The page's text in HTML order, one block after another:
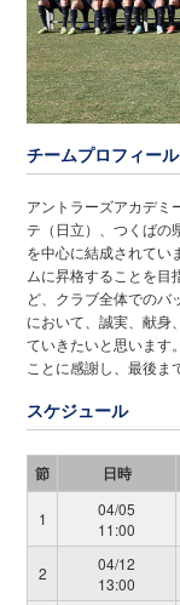
チームプロフィール
アントラーズアカデミ
テ（日立）、つくばの
を中心に結成されてい
ムに昇格することを目
ど、クラブ全体でのバ
において、誠実、献身
ていきたいと思います
ことに感謝し、最後ま
スケジュール
節 日時
1
04/05
11:00
2
04/12
13:00